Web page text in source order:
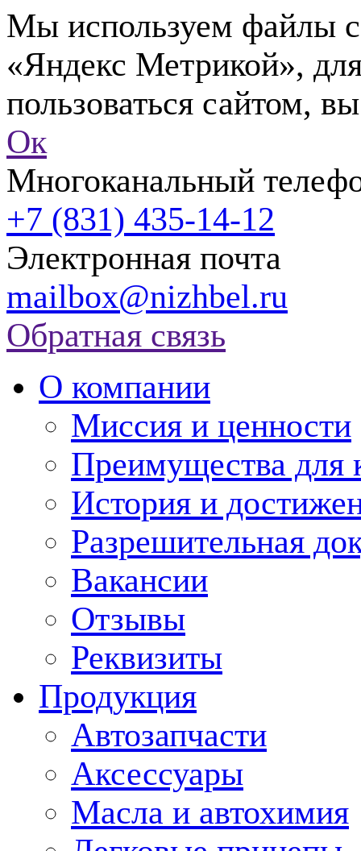
Мы используем файлы
«Яндекс Метрикой»,
пользоваться сайтом,
Ок
Многоканальный
+7 (831) 435-14-12
Электронная почта
mailbox@nizhbel.ru
Обратная связь
О компании
Миссия и ценности
Преимущества для
История и
Разрешительная
Вакансии
Отзывы
Реквизиты
Продукция
Автозапчасти
Аксессуары
Масла и автохимия